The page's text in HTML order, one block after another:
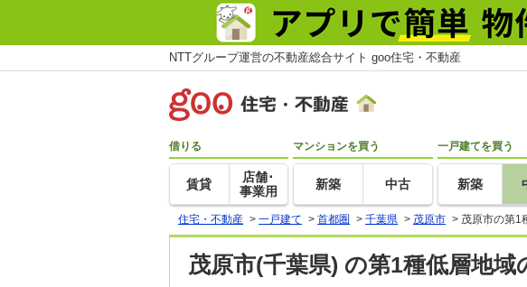
NTTグループ運営の不動産総合サイト goo住宅・不動産
借りる
賃貸
店舗･
事業用
マンションを買う
新築 中古
一戸建てを買う
新築
住宅・不動産 > 一戸建て > 首都圏 > 千葉県 > 茂原市 > 茂原市の第1
茂原市(千葉県) の第1種低層地